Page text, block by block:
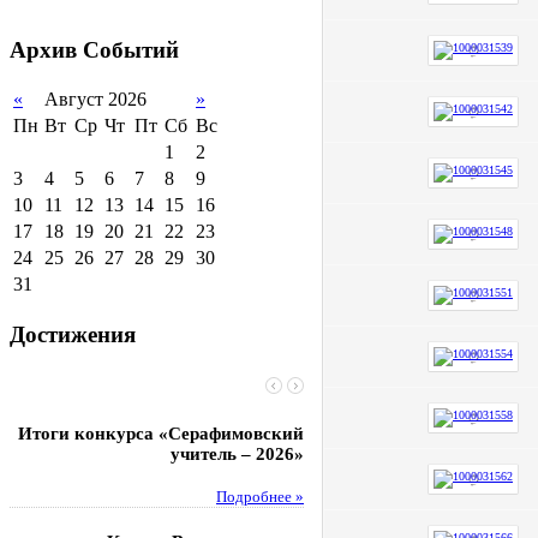
поддержки обучающихся
сотрудничество
Организация питания в
образовательной
организации
Архив Событий
« Август 2026
»
Пн Вт Ср Чт Пт Сб Вс
1
2
3
4 5 6 7 8
9
10
11 12 13 14 15
16
17
18 19 20 21 22 23
24 25 26 27 28 29 30
31
Достижения
Итоги конкурса «Серафимовский
учитель – 2026»
Подробнее »
Чебаненко Глеб стал